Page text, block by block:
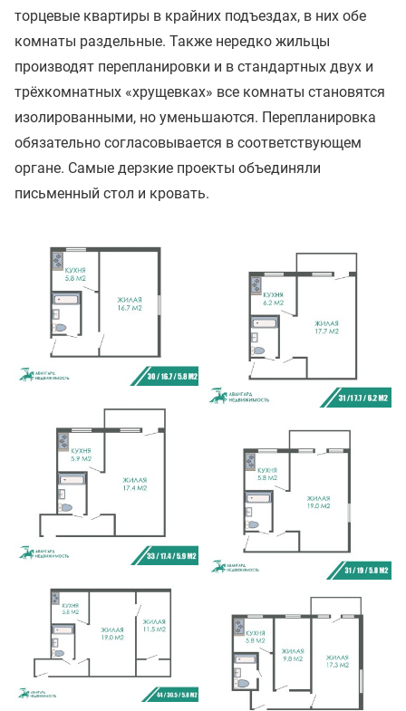
торцевые квартиры в крайних подъездах, в них обе
комнаты раздельные. Также нередко жильцы
производят перепланировки и в стандартных двух и
трёхкомнатных «хрущевках» все комнаты становятся
изолированными, но уменьшаются. Перепланировка
обязательно согласовывается в соответствующем
органе. Самые дерзкие проекты объединяли
письменный стол и кровать.